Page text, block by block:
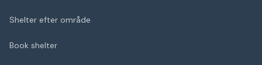
Shelter efter område
Book shelter